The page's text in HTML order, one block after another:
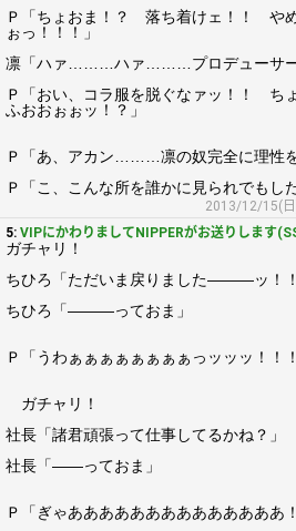
Ｐ「ちょおま！？ 落ち着けェ！！ や
ぉっ！！！」
凛「ハァ………ハァ………プロデューサ
Ｐ「おい、コラ服を脱ぐなァッ！！ ち
ふおおぉぉッ！？」
Ｐ「あ、アカン………凛の奴完全に理性を
Ｐ「こ、こんな所を誰かに見られでも
2013/12/15(
5: VIPにかわりましてNIPPERがお送りします
ガチャリ！
ちひろ「ただいま戻りました―――ッ！！
ちひろ「―――っておま」
Ｐ「うわぁぁぁぁぁぁぁぁっッッッ！！！
ガチャリ！
社長「諸君頑張って仕事してるかね？」
社長「――っておま」
Ｐ「ぎゃああああああああああああああ